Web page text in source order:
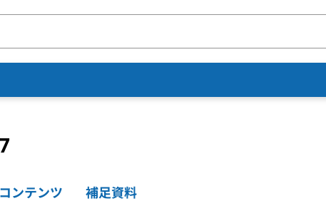
コンテンツ 補足資料